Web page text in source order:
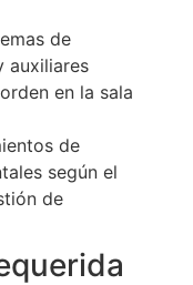
de
auxiliares
en la sala
de
según el
de